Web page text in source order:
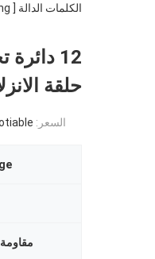
الكلمات الدالة [ through bore slip ring ] مباراة
حلقة الانزلاق مع 10
السعر: